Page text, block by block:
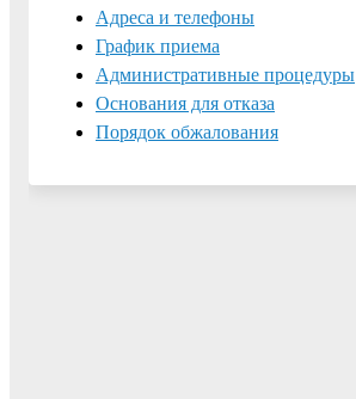
Адреса и телефоны
График приема
Административные процедуры
Основания для отказа
Порядок обжалования